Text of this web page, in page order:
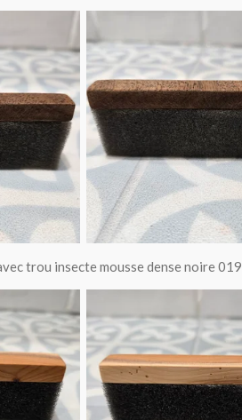
trou insecte mousse dense noire 019